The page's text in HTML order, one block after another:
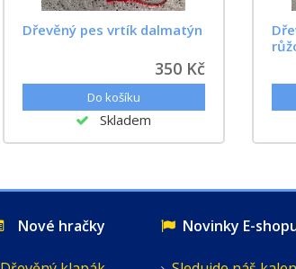
Dřevěný pes vrtík dalmatýn
350 Kč
Skladem
Nové hračky Novinky E-